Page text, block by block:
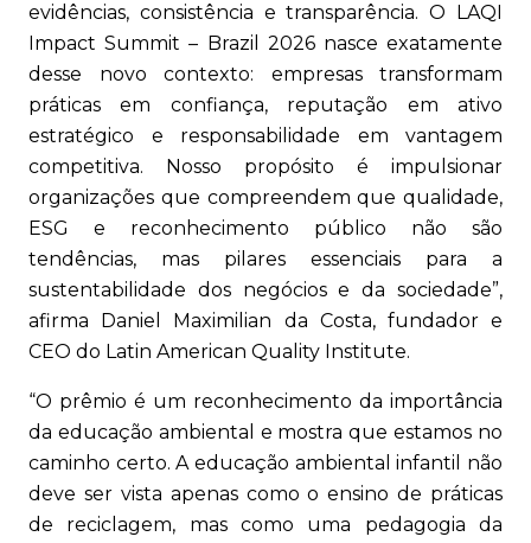
evidências, consistência e transparência. O LAQI
Impact Summit – Brazil 2026 nasce exatamente
desse novo contexto: empresas transformam
práticas em confiança, reputação em ativo
estratégico e responsabilidade em vantagem
competitiva. Nosso propósito é impulsionar
organizações que compreendem que qualidade,
ESG e reconhecimento público não são
tendências, mas pilares essenciais para a
sustentabilidade dos negócios e da sociedade”,
afirma Daniel Maximilian da Costa, fundador e
CEO do Latin American Quality Institute.
“O prêmio é um reconhecimento da importância
da educação ambiental e mostra que estamos no
caminho certo. A educação ambiental infantil não
deve ser vista apenas como o ensino de práticas
de reciclagem, mas como uma pedagogia da